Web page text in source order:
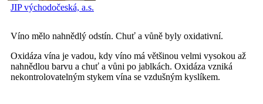
JIP východočeská, a.s.
Víno mělo nahnědlý odstín. Chuť a vůně byly oxidativní.
Oxidáza vína je vadou, kdy víno má většinou velmi vysokou až
nahnědlou barvu a chuť a vůni po jablkách. Oxidáza vzniká
nekontrolovatelným stykem vína se vzdušným kyslíkem.